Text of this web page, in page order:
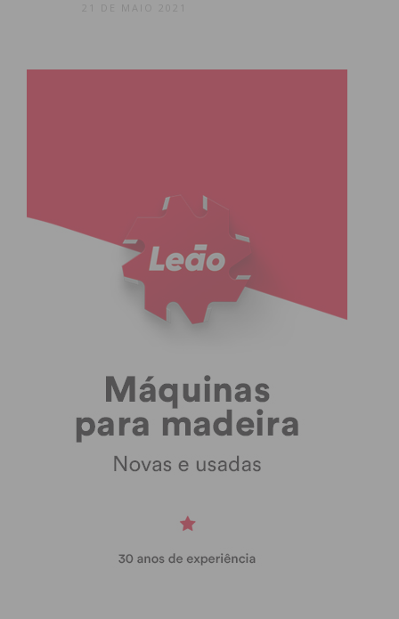
21 DE MAIO 2021